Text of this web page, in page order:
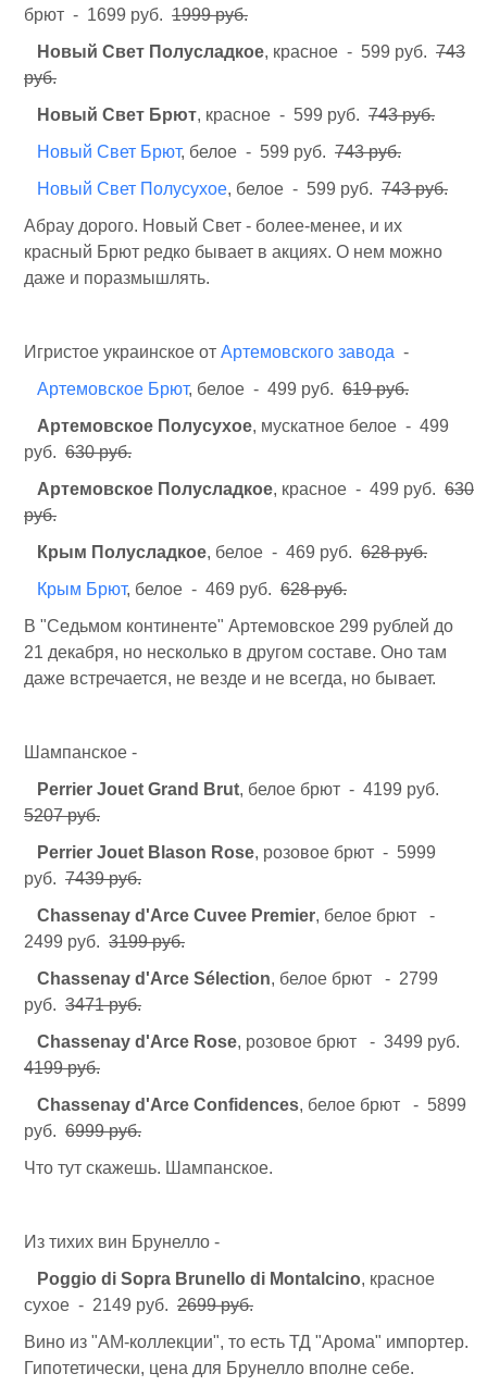
брют - 1699 руб. 1999 руб.
Новый Свет Полусладкое, красное - 599 руб. 743
руб.
Новый Свет Брют, красное - 599 руб. 743 руб.
Новый Свет Брют, белое - 599 руб. 743 руб.
Новый Свет Полусухое, белое - 599 руб. 743 руб.
Абрау дорого. Новый Свет - более-менее, и их
красный Брют редко бывает в акциях. О нем можно
даже и поразмышлять.
Игристое украинское от Артемовского завода -
Артемовское Брют, белое - 499 руб. 619 руб.
Артемовское Полусухое, мускатное белое - 499
руб. 630 руб.
Артемовское Полусладкое, красное - 499 руб. 630
руб.
Крым Полусладкое, белое - 469 руб. 628 руб.
Крым Брют, белое - 469 руб. 628 руб.
В "Седьмом континенте" Артемовское 299 рублей до
21 декабря, но несколько в другом составе. Оно там
даже встречается, не везде и не всегда, но бывает.
Шампанское -
Perrier Jouet Grand Brut, белое брют - 4199 руб.
5207 руб.
Perrier Jouet Blason Rose, розовое брют - 5999
руб. 7439 руб.
Chassenay d'Arce Cuvee Premier, белое брют -
2499 руб. 3199 руб.
Chassenay d'Arce Sélection, белое брют - 2799
руб. 3471 руб.
Chassenay d'Arce Rose, розовое брют - 3499 руб.
4199 руб.
Chassenay d'Arce Confidences, белое брют - 5899
руб. 6999 руб.
Что тут скажешь. Шампанское.
Из тихих вин Брунелло -
Poggio di Sopra Brunello di Montalcino, красное
сухое - 2149 руб. 2699 руб.
Вино из "АМ-коллекции", то есть ТД "Арома" импортер.
Гипотетически, цена для Брунелло вполне себе.